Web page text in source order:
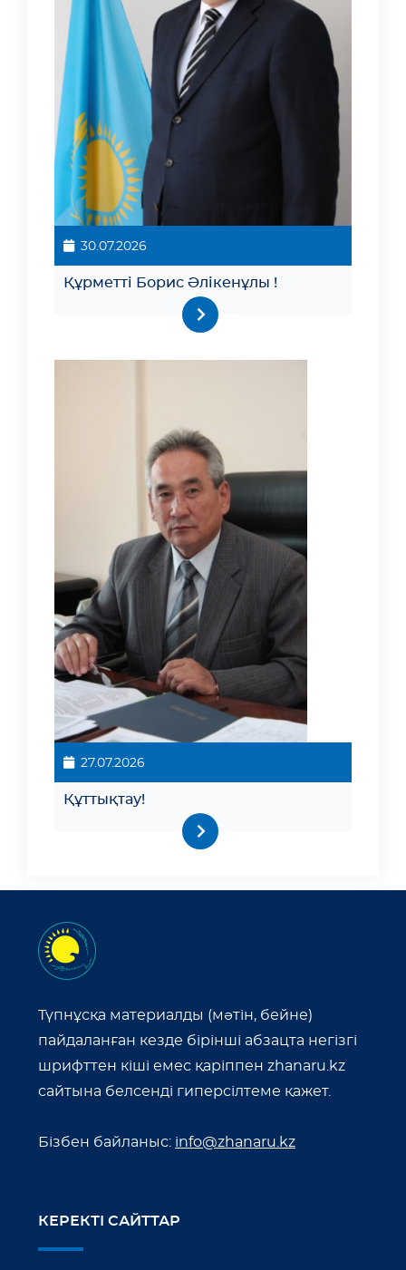
30.07.2026
Құрметті Борис Әлікенұлы !
27.07.2026
Құттықтау!
Түпнұсқа материалды (мәтін, бейне)
пайдаланған кезде бірінші абзацта негізгі
шрифттен кіші емес қаріппен zhanaru.kz
сайтына белсенді гиперсілтеме қажет.
Бізбен байланыс: info@zhanaru.kz
КЕРЕКТІ САЙТТАР